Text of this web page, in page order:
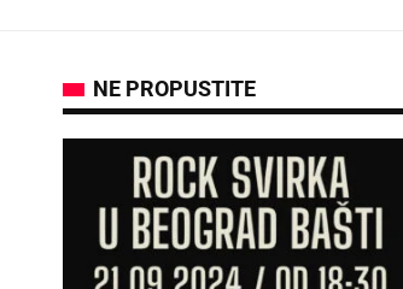
NE PROPUSTITE